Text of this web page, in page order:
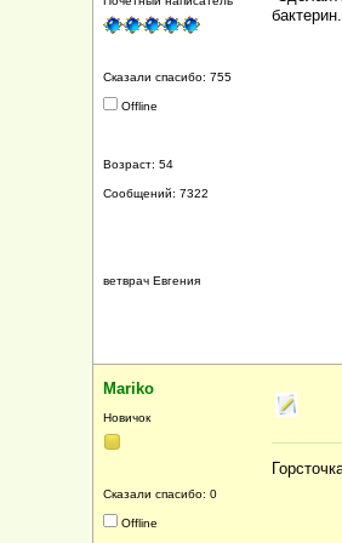
Сказали спасибо: 755
Offline
Возраст: 54
Сообщений: 7322
ветврач Евгения
бактерин.
Mariko
Новичок
Сказали спасибо: 0
Offline